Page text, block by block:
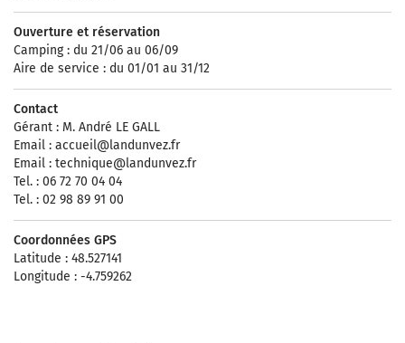
Ouverture et réservation
Camping : du 21/06 au 06/09
Aire de service : du 01/01 au 31/12
Contact
Gérant : M. André LE GALL
Email : accueil@landunvez.fr
Email : technique@landunvez.fr
Tel. : 06 72 70 04 04
Tel. : 02 98 89 91 00
Coordonnées GPS
Latitude : 48.527141
Longitude : -4.759262